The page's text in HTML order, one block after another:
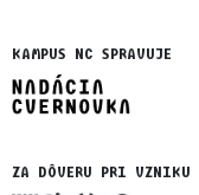
KAMPUS NC SPRAVUJE
ZA DÔVERU PRI VZNIKU